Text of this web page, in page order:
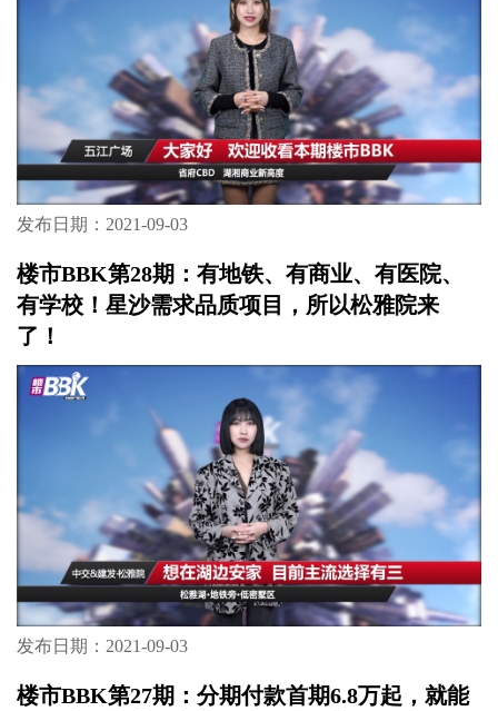
楼市BBK第30期：三开三罄，红盘返场，龙湖
春江天玺二期央景楼座，正在认筹中
楼市BBK第29期：省府CBD,城芯地铁铺！五江
广场,湖湘商业新高度